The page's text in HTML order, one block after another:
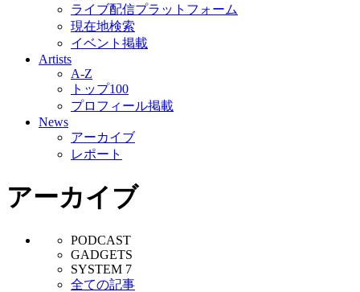
ライブ配信プラットフォーム
現在地検索
イベント掲載
Artists
A-Z
トップ100
プロフィール掲載
News
アーカイブ
レポート
アーカイブ
PODCAST
GADGETS
SYSTEM 7
全ての記事